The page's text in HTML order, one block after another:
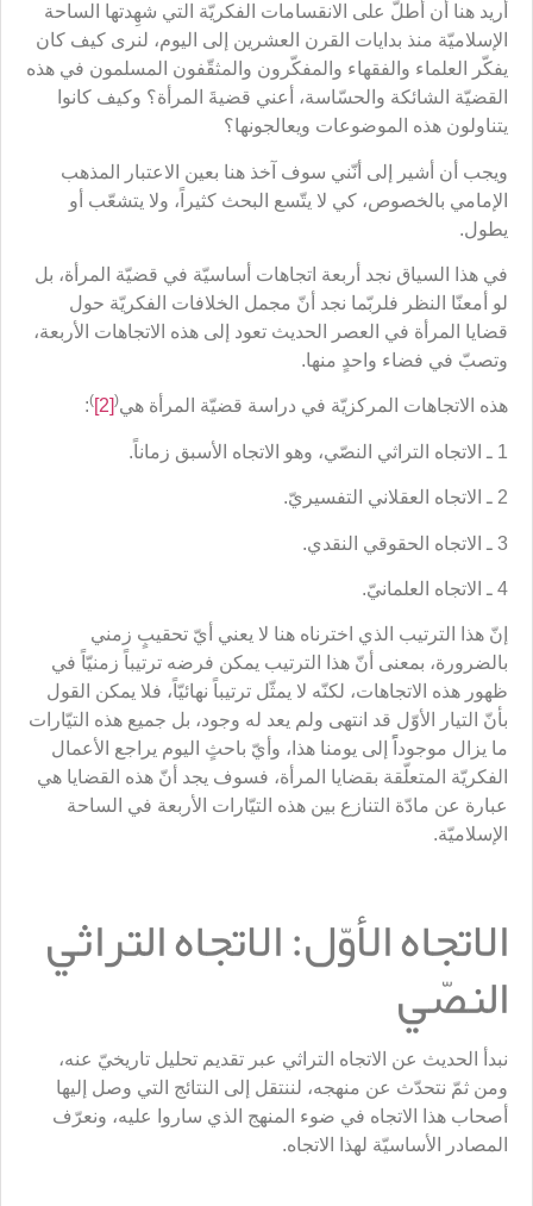
أريد هنا أن أطلّ على الانقسامات الفكريّة التي شهِدتها الساحة
الإسلاميّة منذ بدايات القرن العشرين إلى اليوم، لنرى كيف كان
يفكّر العلماء والفقهاء والمفكّرون والمثقّفون المسلمون في هذه
القضيّة الشائكة والحسّاسة، أعني قضيةَ المرأة؟ وكيف كانوا
يتناولون هذه الموضوعات ويعالجونها؟
ويجب أن أشير إلى أنّني سوف آخذ هنا بعين الاعتبار المذهب
الإمامي بالخصوص، كي لا يتّسع البحث كثيراً، ولا يتشعّب أو
يطول.
في هذا السياق نجد أربعة اتجاهات أساسيّة في قضيّة المرأة، بل
لو أمعنّا النظر فلربّما نجد أنّ مجمل الخلافات الفكريّة حول
قضايا المرأة في العصر الحديث تعود إلى هذه الاتجاهات الأربعة،
وتصبّ في فضاء واحدٍ منها.
هذه الاتجاهات المركزيّة في دراسة قضيّة المرأة هي(
[2]
)
:
1 ـ الاتجاه التراثي النصّي، وهو الاتجاه الأسبق زماناً.
2 ـ الاتجاه العقلاني التفسيريّ.
3 ـ الاتجاه الحقوقي النقدي.
4 ـ الاتجاه العلمانيّ.
إنّ هذا الترتيب الذي اخترناه هنا لا يعني أيّ تحقيبٍ زمني
بالضرورة، بمعنى أنّ هذا الترتيب يمكن فرضه ترتيباً زمنيّاً في
ظهور هذه الاتجاهات، لكنّه لا يمثّل ترتيباً نهائيّاً، فلا يمكن القول
بأنّ التيار الأوّل قد انتهى ولم يعد له وجود، بل جميع هذه التيّارات
ما يزال موجوداًً إلى يومنا هذا، وأيّ باحثٍ اليوم يراجع الأعمال
الفكريّة المتعلّقة بقضايا المرأة، فسوف يجد أنّ هذه القضايا هي
عبارة عن مادّة التنازع بين هذه التيّارات الأربعة في الساحة
الإسلاميّة.
الاتجاه الأوّل: الاتجاه التراثي
النصّي
نبدأ الحديث عن الاتجاه التراثي عبر تقديم تحليل تاريخيّ عنه،
ومن ثمّ نتحدّث عن منهجه، لننتقل إلى النتائج التي وصل إليها
أصحاب هذا الاتجاه في ضوء المنهج الذي ساروا عليه، ونعرّف
المصادر الأساسيّة لهذا الاتجاه.